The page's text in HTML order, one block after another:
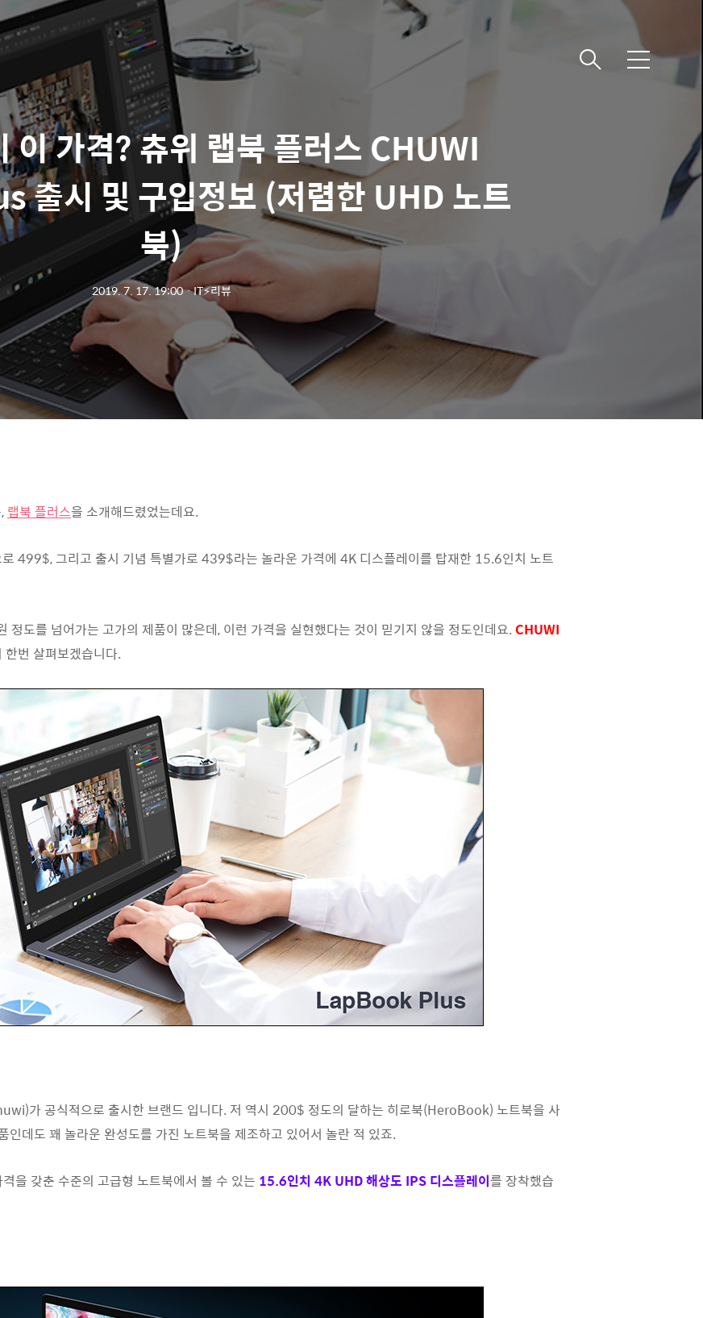
메
이 가격? 츄위 랩북 플러스 CHUWI
시 및 구입정보 (저렴한 UHD 노트
북)
2019. 7. 17. 19:00ㆍIT⚡리뷰
랩북 플러스을 소개해드렸었는데요.
499$, 그리고 출시 기념 특별가로 439$라는 놀라운 가격에 4K 디스플레이를 탑재한 15.6인치 노트
도를 넘어가는 고가의 제품이 많은데, 이런 가격을 실현했다는 것이 믿기지 않을 정도인데요. CHUWI
번 살펴보겠습니다.
가 공식적으로 출시한 브랜드 입니다. 저 역시 200$ 정도의 달하는 히로북(HeroBook) 노트북을 사
인데도 꽤 놀라운 완성도를 가진 노트북을 제조하고 있어서 놀란 적 있죠.
을 갖춘 수준의 고급형 노트북에서 볼 수 있는 15.6인치 4K UHD 해상도 IPS 디스플레이를 장착했습